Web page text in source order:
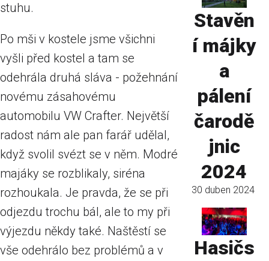
stuhu.
Po mši v kostele jsme všichni
vyšli před kostel a tam se
odehrála druhá sláva - požehnání
novému zásahovému
automobilu VW Crafter. Největší
radost nám ale pan farář udělal,
když svolil svézt se v něm. Modré
majáky se rozblikaly, siréna
rozhoukala. Je pravda, že se při
odjezdu trochu bál, ale to my při
výjezdu někdy také. Naštěstí se
vše odehrálo bez problémů a v
Stavěn
í májky
a
pálení
čarodě
jnic
2024
30 duben 2024
Hasičs